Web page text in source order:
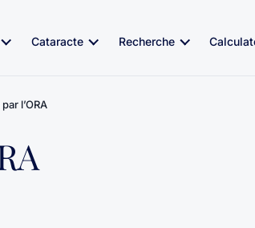
Cataracte Recherche
l’ORA